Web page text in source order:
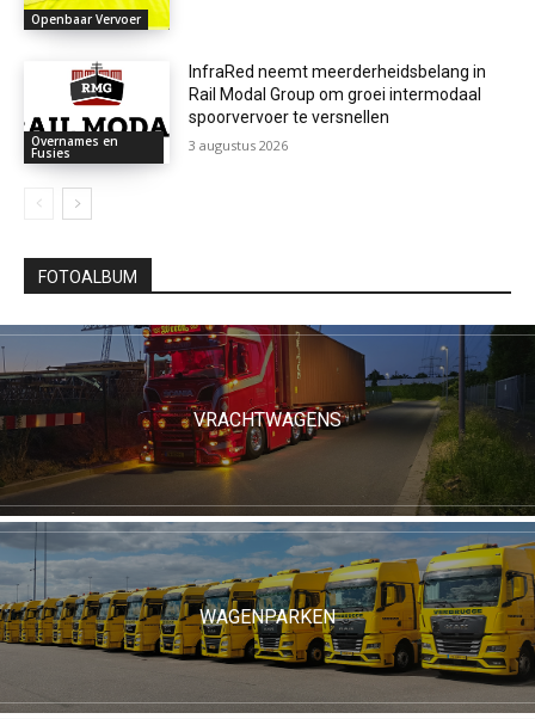
Openbaar Vervoer
Overnames en
Fusies
InfraRed neemt meerderheidsbelang in
Rail Modal Group om groei intermodaal
spoorvervoer te versnellen
3 augustus 2026
FOTOALBUM
VRACHTWAGENS
WAGENPARKEN